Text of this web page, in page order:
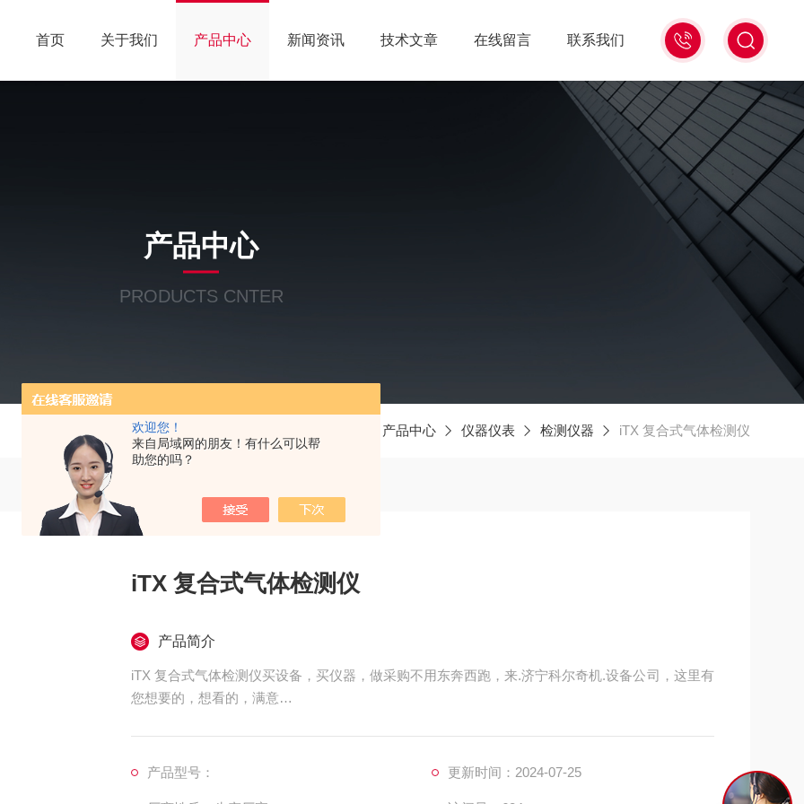
欢迎您！
来自局域网的朋友！有什么可以帮
助您的吗？
15006471345
首页 关于我们 产品中心 新闻资讯 技术文章 在线留言 联系我们
产品中心
PRODUCTS CNTER
产品中心 仪器仪表 检测仪器 iTX 复合式气体检测仪
iTX 复合式气体检测仪
产品简介
iTX 复合式气体检测仪买设备，买仪器，做采购不用东奔西跑，来.济宁科尔奇机.设备公司，这里有
您想要的，想看的，满意
产品型号： 更新时间：2024-07-25